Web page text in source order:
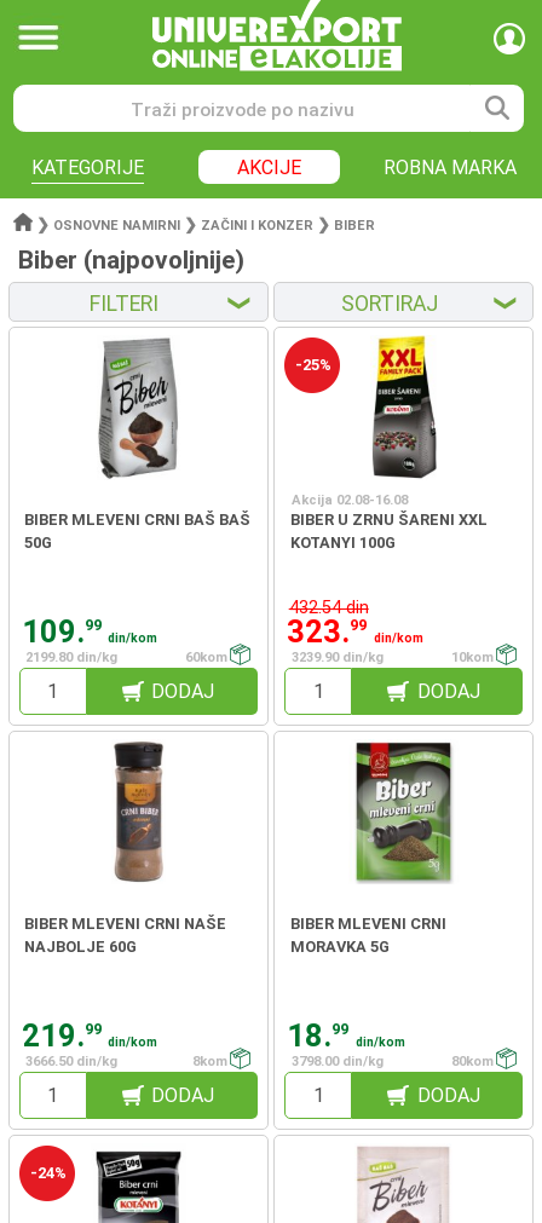
KATEGORIJE AKCIJE ROBNA MARKA
❯ OSNOVNE NAMIRNI ❯ ZAČINI I KONZER ❯ BIBER
Biber (najpovoljnije)
FILTERI ❮ SORTIRAJ ❮
BIBER MLEVENI CRNI BAŠ BAŠ
50G
109.99
din/kom
2199.80 din/kg
60kom
DODAJ
-25%
Akcija 02.08-16.08
BIBER U ZRNU ŠARENI XXL
KOTANYI 100G
432.54 din
323.99
din/kom
3239.90 din/kg
10kom
DODAJ
BIBER MLEVENI CRNI NAŠE
NAJBOLJE 60G
219.99
din/kom
3666.50 din/kg
8kom
DODAJ
BIBER MLEVENI CRNI
MORAVKA 5G
18.99
din/kom
3798.00 din/kg
80kom
DODAJ
-24%